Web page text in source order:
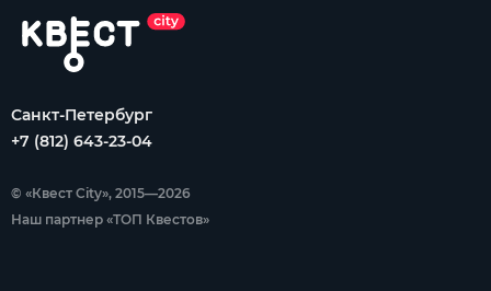
Санкт-Петербург
+7 (812) 643-23-04
© «Квест City», 2015—2026
Наш партнер «ТОП Квестов»